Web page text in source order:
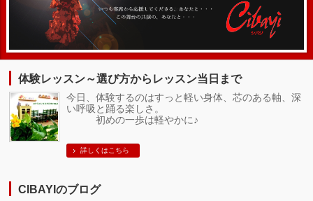
体験レッスン～選び方からレッスン当日まで
今日、体験するのはすっと軽い身体、芯のある軸、深
い呼吸と踊る楽しさ。
初めの一歩は軽やかに♪
詳しくはこちら
CIBAYIのブログ